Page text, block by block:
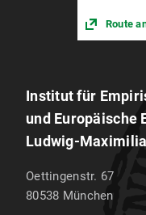
Route
Institut für
und Europäische
Ludwig-
Oettingenstr. 67
80538 München